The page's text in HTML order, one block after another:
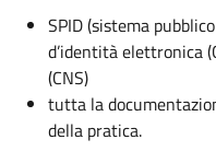
SPID (sistema
d’identità elettronica
(CNS)
tutta la
della pratica.